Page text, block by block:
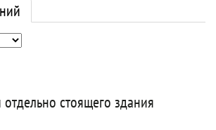
стоящего здания